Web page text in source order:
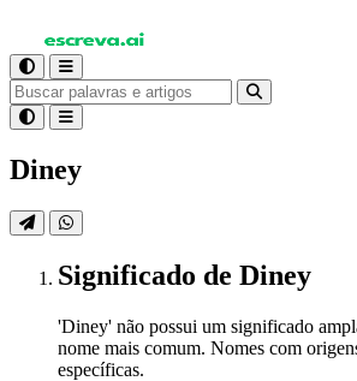
Diney
Significado de Diney
'Diney' não possui um significado
nome mais comum. Nomes com
específicas.